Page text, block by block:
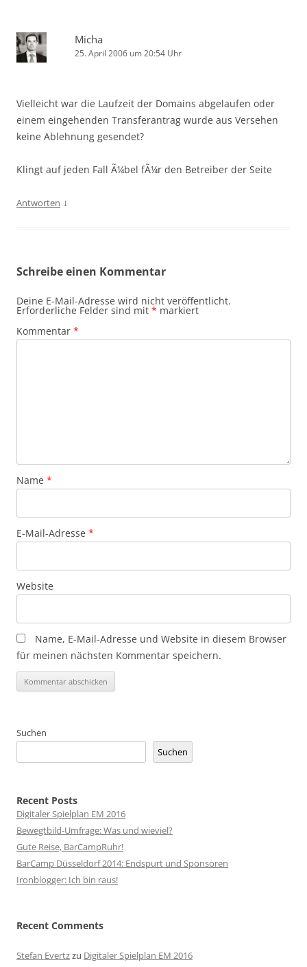
Micha
25. April 2006 um 20:54 Uhr
Vielleicht war die Laufzeit der Domains abgelaufen oder
einem eingehenden Transferantrag wurde aus Versehen
keine Ablehnung gesendet?
Klingt auf jeden Fall Ã¼bel fÃ¼r den Betreiber der Seite
Antworten ↓
Schreibe einen Kommentar
Deine E-Mail-Adresse wird nicht veröffentlicht.
Erforderliche Felder sind mit * markiert
Kommentar *
Name *
E-Mail-Adresse *
Website
Name, E-Mail-Adresse und Website in diesem Browser
für meinen nächsten Kommentar speichern.
Suchen
Suchen
Recent Posts
Digitaler Spielplan EM 2016
Bewegtbild-Umfrage: Was und wieviel?
Gute Reise, BarCampRuhr!
BarCamp Düsseldorf 2014: Endspurt und Sponsoren
Ironblogger: Ich bin raus!
Recent Comments
Stefan Evertzzu Digitaler Spielplan EM 2016